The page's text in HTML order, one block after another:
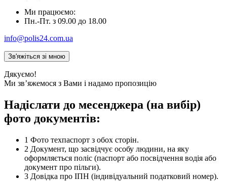
Ми працюємо:
Пн.-Пт. з 09.00 до 18.00
info@polis24.com.ua
Дякуємо!
Ми зв’яжемося з Вами і надамо пропозицію
Надіслати до месенджера (на вибір)
фото документів:
1 Фото техпаспорт з обох сторін.
2 Документ, що засвідчує особу людини, на яку
оформляється поліс (паспорт або посвідчення водія або
документ про пільги).
3 Довідка про ІПН (індивідуальний податковий номер).